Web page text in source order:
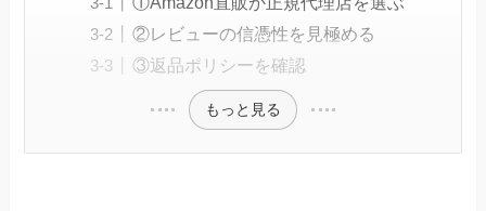
②レビューの信憑性を見極める
③返品ポリシーを確認
もっと見る